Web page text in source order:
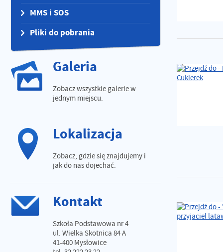
MMS i SOS
Pliki do pobrania
Galeria
Zobacz wszystkie galerie w
jednym miejscu.
Lokalizacja
Zobacz, gdzie się znajdujemy i
jak do nas dojechać.
Kontakt
Szkoła Podstawowa nr 4
ul. Wielka Skotnica 84 A
41-400 Mysłowice